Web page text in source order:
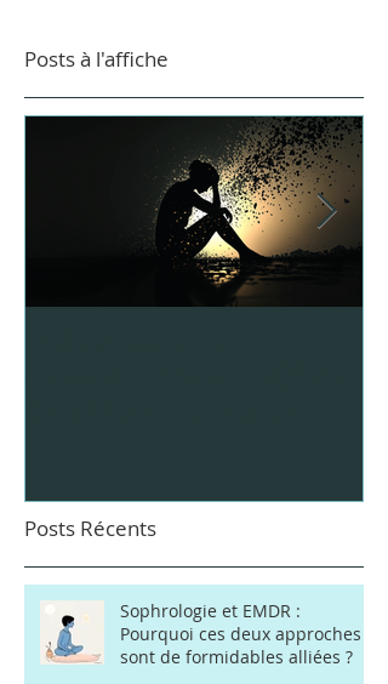
Posts à l'affiche
Posts Récents
Sophrologie et EMDR :
Pourquoi ces deux approches
sont de formidables alliées ?